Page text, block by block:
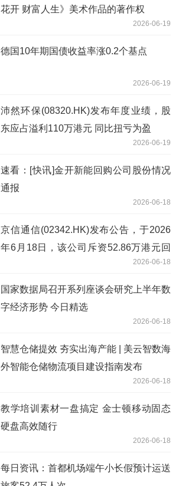
花开 财富人生》美术作品的著作权
2026-06-19
德国10年期国债收益率涨0.2个基点
2026-06-19
沛然环保(08320.HK)发布年度业绩，股
东应占溢利110万港元 同比扭亏为盈
2026-06-19
速看：[快讯]金开新能回购公司股份情况
通报
2026-06-18
京信通信(02342.HK)发布公告，于2026
年6月18日，该公司斥资52.86万港元回
2026-06-18
国家数据局召开系列座谈会研究上半年数
字经济形势 今日精选
2026-06-18
智慧仓储提效 夯实出海产能 | 美云智数海
外智能仓储物流项目建设指南发布
2026-06-18
教学培训素材一盘搞定 金士顿移动固态
硬盘高效随行
2026-06-18
每日资讯：首都机场端午小长假预计运送